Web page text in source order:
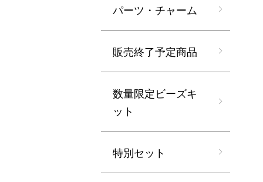
パーツ・チャーム
販売終了予定商品
数量限定ビーズキ
ット
特別セット